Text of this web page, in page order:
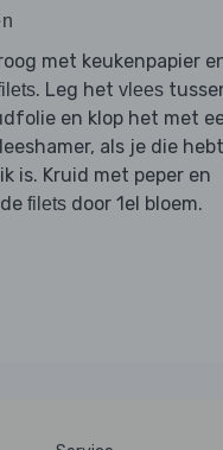
met keukenpapier
. Leg het vlees
en klop het met
als je die
is. Kruid met peper en
filets door 1el bloem.